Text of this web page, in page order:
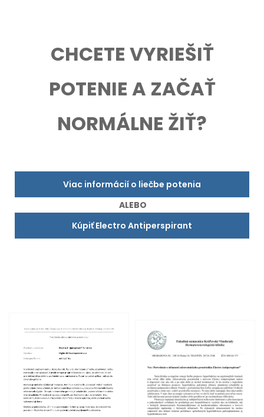
CHCETE VYRIEŠIŤ
POTENIE A ZAČAŤ
NORMÁLNE ŽIŤ?
Viac informácií o liečbe potenia
ALEBO
Kúpiť Electro Antiperspirant